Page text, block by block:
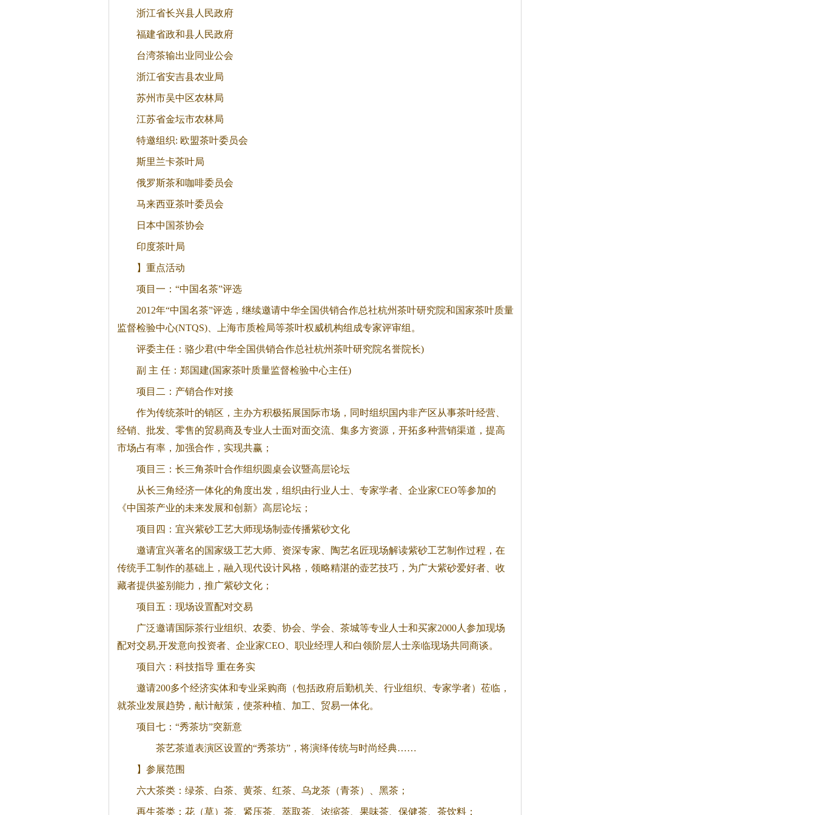
浙江省长兴县人民政府
福建省政和县人民政府
台湾茶输出业同业公会
浙江省安吉县农业局
苏州市吴中区农林局
江苏省金坛市农林局
特邀组织: 欧盟茶叶委员会
斯里兰卡茶叶局
俄罗斯茶和咖啡委员会
马来西亚茶叶委员会
日本中国茶协会
印度茶叶局
】重点活动
项目一：“中国名茶”评选
2012年“中国名茶”评选，继续邀请中华全国供销合作总社杭州茶叶研究院和国家茶叶质量
监督检验中心(NTQS)、上海市质检局等茶叶权威机构组成专家评审组。
评委主任：骆少君(中华全国供销合作总社杭州茶叶研究院名誉院长)
副 主 任：郑国建(国家茶叶质量监督检验中心主任)
项目二：产销合作对接
作为传统茶叶的销区，主办方积极拓展国际市场，同时组织国内非产区从事茶叶经营、
经销、批发、零售的贸易商及专业人士面对面交流、集多方资源，开拓多种营销渠道，提高
市场占有率，加强合作，实现共赢；
项目三：长三角茶叶合作组织圆桌会议暨高层论坛
从长三角经济一体化的角度出发，组织由行业人士、专家学者、企业家CEO等参加的
《中国茶产业的未来发展和创新》高层论坛；
项目四：宜兴紫砂工艺大师现场制壶传播紫砂文化
邀请宜兴著名的国家级工艺大师、资深专家、陶艺名匠现场解读紫砂工艺制作过程，在
传统手工制作的基础上，融入现代设计风格，领略精湛的壶艺技巧，为广大紫砂爱好者、收
藏者提供鉴别能力，推广紫砂文化；
项目五：现场设置配对交易
广泛邀请国际茶行业组织、农委、协会、学会、茶城等专业人士和买家2000人参加现场
配对交易,开发意向投资者、企业家CEO、职业经理人和白领阶层人士亲临现场共同商谈。
项目六：科技指导 重在务实
邀请200多个经济实体和专业采购商（包括政府后勤机关、行业组织、专家学者）莅临，
就茶业发展趋势，献计献策，使茶种植、加工、贸易一体化。
项目七：“秀茶坊”突新意
茶艺茶道表演区设置的“秀茶坊”，将演绎传统与时尚经典……
】参展范围
六大茶类：绿茶、白茶、黄茶、红茶、乌龙茶（青茶）、黑茶 ；
再生茶类：花（草）茶、紧压茶、萃取茶、浓缩茶、果味茶、保健茶、茶饮料；